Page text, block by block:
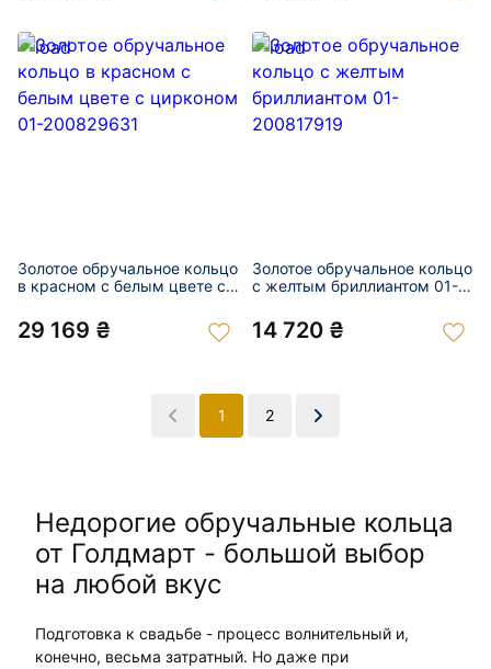
Золотое обручальное кольцо
в красном с белым цвете с
29 169 ₴
Золотое обручальное кольцо
с желтым бриллиантом 01-
14 720 ₴
1 2
Недорогие обручальные кольца
от Голдмарт - большой выбор
на любой вкус
Подготовка к свадьбе - процесс волнительный и,
конечно, весьма затратный. Но даже при